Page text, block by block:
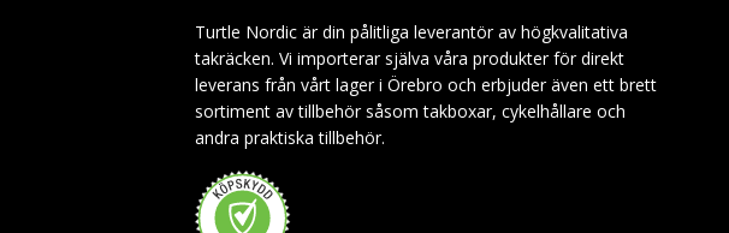
Turtle Nordic är din pålitliga leverantör av högkvalitativa
takräcken. Vi importerar själva våra produkter för direkt
leverans från vårt lager i Örebro och erbjuder även ett brett
sortiment av tillbehör såsom takboxar, cykelhållare och
andra praktiska tillbehör.